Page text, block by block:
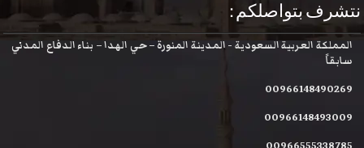
نتشرف بتواصلكم :
المملكة العربية السعودية - المدينة المنورة – حي الهدا – بناء الدفاع المدني
سابقاً
00966148490269
00966148493009